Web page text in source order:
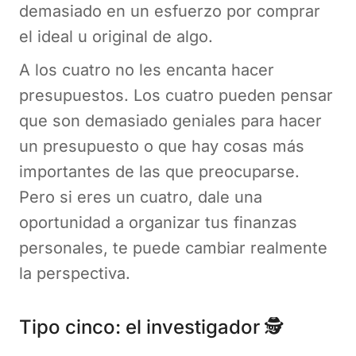
demasiado en un esfuerzo por comprar
el ideal u original de algo.
A los cuatro no les encanta hacer
presupuestos. Los cuatro pueden pensar
que son demasiado geniales para hacer
un presupuesto o que hay cosas más
importantes de las que preocuparse.
Pero si eres un cuatro, dale una
oportunidad a organizar tus finanzas
personales, te puede cambiar realmente
la perspectiva.
Tipo cinco: el investigador 🕵️